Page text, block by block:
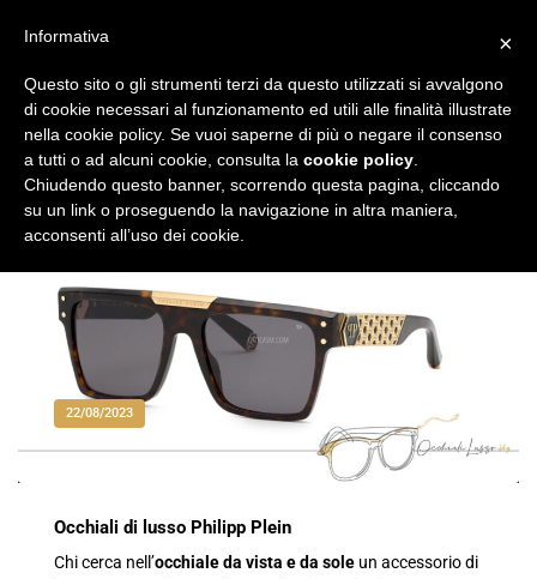
22/08/2023
Occhiali di lusso Philipp Plein
Chi cerca nell’occhiale da vista e da sole un accessorio di
×
Informativa
Questo sito o gli strumenti terzi da questo utilizzati si avvalgono
di cookie necessari al funzionamento ed utili alle finalità illustrate
nella cookie policy. Se vuoi saperne di più o negare il consenso
a tutti o ad alcuni cookie, consulta la cookie policy
Chiudendo questo banner, scorrendo questa pagina, cliccando
su un link o proseguendo la navigazione in altra maniera,
acconsenti all’uso dei cookie.